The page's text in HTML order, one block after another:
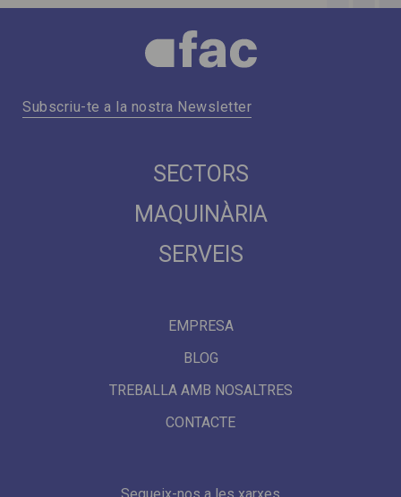
Subscriu-te a la nostra Newsletter
SECTORS
MAQUINÀRIA
SERVEIS
EMPRESA
BLOG
TREBALLA AMB NOSALTRES
CONTACTE
Segueix-nos a les xarxes